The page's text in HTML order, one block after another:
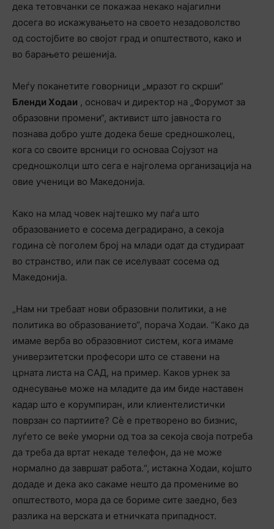
дека тетовчанки се покажаа некако најагилни
досега во искажувањето на своето незадоволство
од состојбите во својот град и општеството, како и
во барањето решенија.
Меѓу поканетите говорници „мразот го скрши“
Бленди Ходаи , основач и директор на „Форумот за
образовни промени“, активист што јавноста го
познава добро уште додека беше средношколец,
кога со своите врсници го основаа Сојузот на
средношколци што сега е најголема организација на
овие ученици во Македонија.
Како на млад човек најтешко му паѓа што
образованието е сосема деградирано, а секоја
година сѐ поголем број на млади одат да студираат
во странство, или пак се иселуваат сосема од
Македонија.
„Нам ни требаат нови образовни политики, а не
политика во образованието“, порача Ходаи. “Како да
имаме верба во образовниот систем, кога имаме
универзитетски професори што се ставени на
црната листа на САД, на пример. Каков урнек за
однесување може на младите да им биде наставен
кадар што е корумпиран, или клиентелистички
поврзан со партиите? Сѐ е претворено во бизнис,
луѓето се веќе уморни од тоа за секоја своја потреба
да треба да вртат некаде телефон, да не може
нормално да завршат работа.“, истакна Ходаи, којшто
додаде и дека ако сакаме нешто да промениме во
општеството, мора да се бориме сите заедно, без
разлика на верската и етничката припадност.